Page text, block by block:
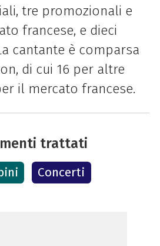
tre promozionali e
francese, e dieci
cantante è comparsa
di cui 16 per altre
il mercato francese.
trattati
Concerti